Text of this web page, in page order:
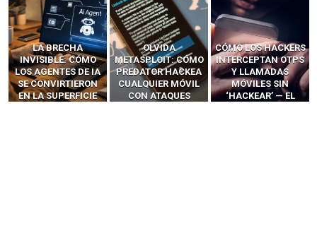
LA BRECHA
INVISIBLE: CÓMO
LOS AGENTES DE IA
SE CONVIRTIERON
EN LA SUPERFICIE
OLVIDA
METASPLOIT: CÓMO
PREDATOR HACKEA
CUALQUIER MÓVIL
CON ATAQUES
CÓMO LOS HACKERS
INTERCEPTAN OTPS
Y LLAMADAS
MÓVILES SIN
‘HACKEAR’ — EL